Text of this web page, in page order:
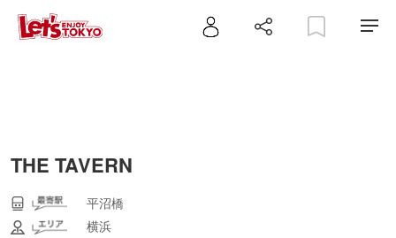
THE TAVERN
平沼橋
横浜